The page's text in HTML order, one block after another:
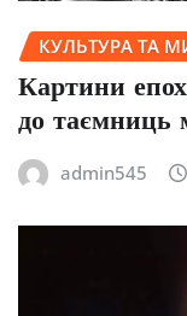
КУЛЬТУРА ТА
Картини
до таємниць
admin545